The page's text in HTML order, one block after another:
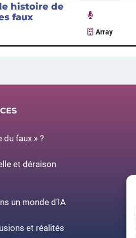
histoire de
faux
Array
faux » ?
et déraison
un monde d’IA
et réalités